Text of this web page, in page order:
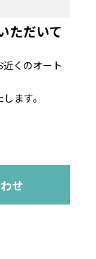
ただいて
くのオート
ます。
せ